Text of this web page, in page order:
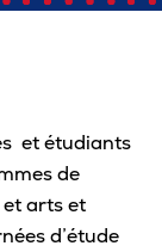
et étudiants
de
et arts et
d’étude